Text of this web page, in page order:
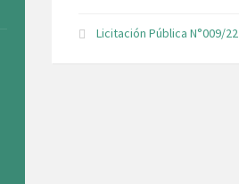
Licitación Pública N°009/22